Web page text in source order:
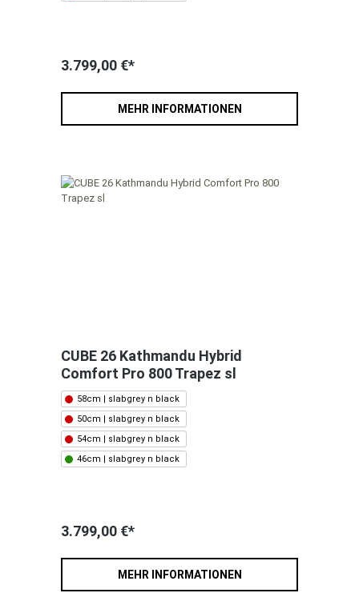
3.799,00 €*
MEHR INFORMATIONEN
CUBE 26 Kathmandu Hybrid
Comfort Pro 800 Trapez sl
58cm | slabgrey n black
50cm | slabgrey n black
54cm | slabgrey n black
46cm | slabgrey n black
3.799,00 €*
MEHR INFORMATIONEN